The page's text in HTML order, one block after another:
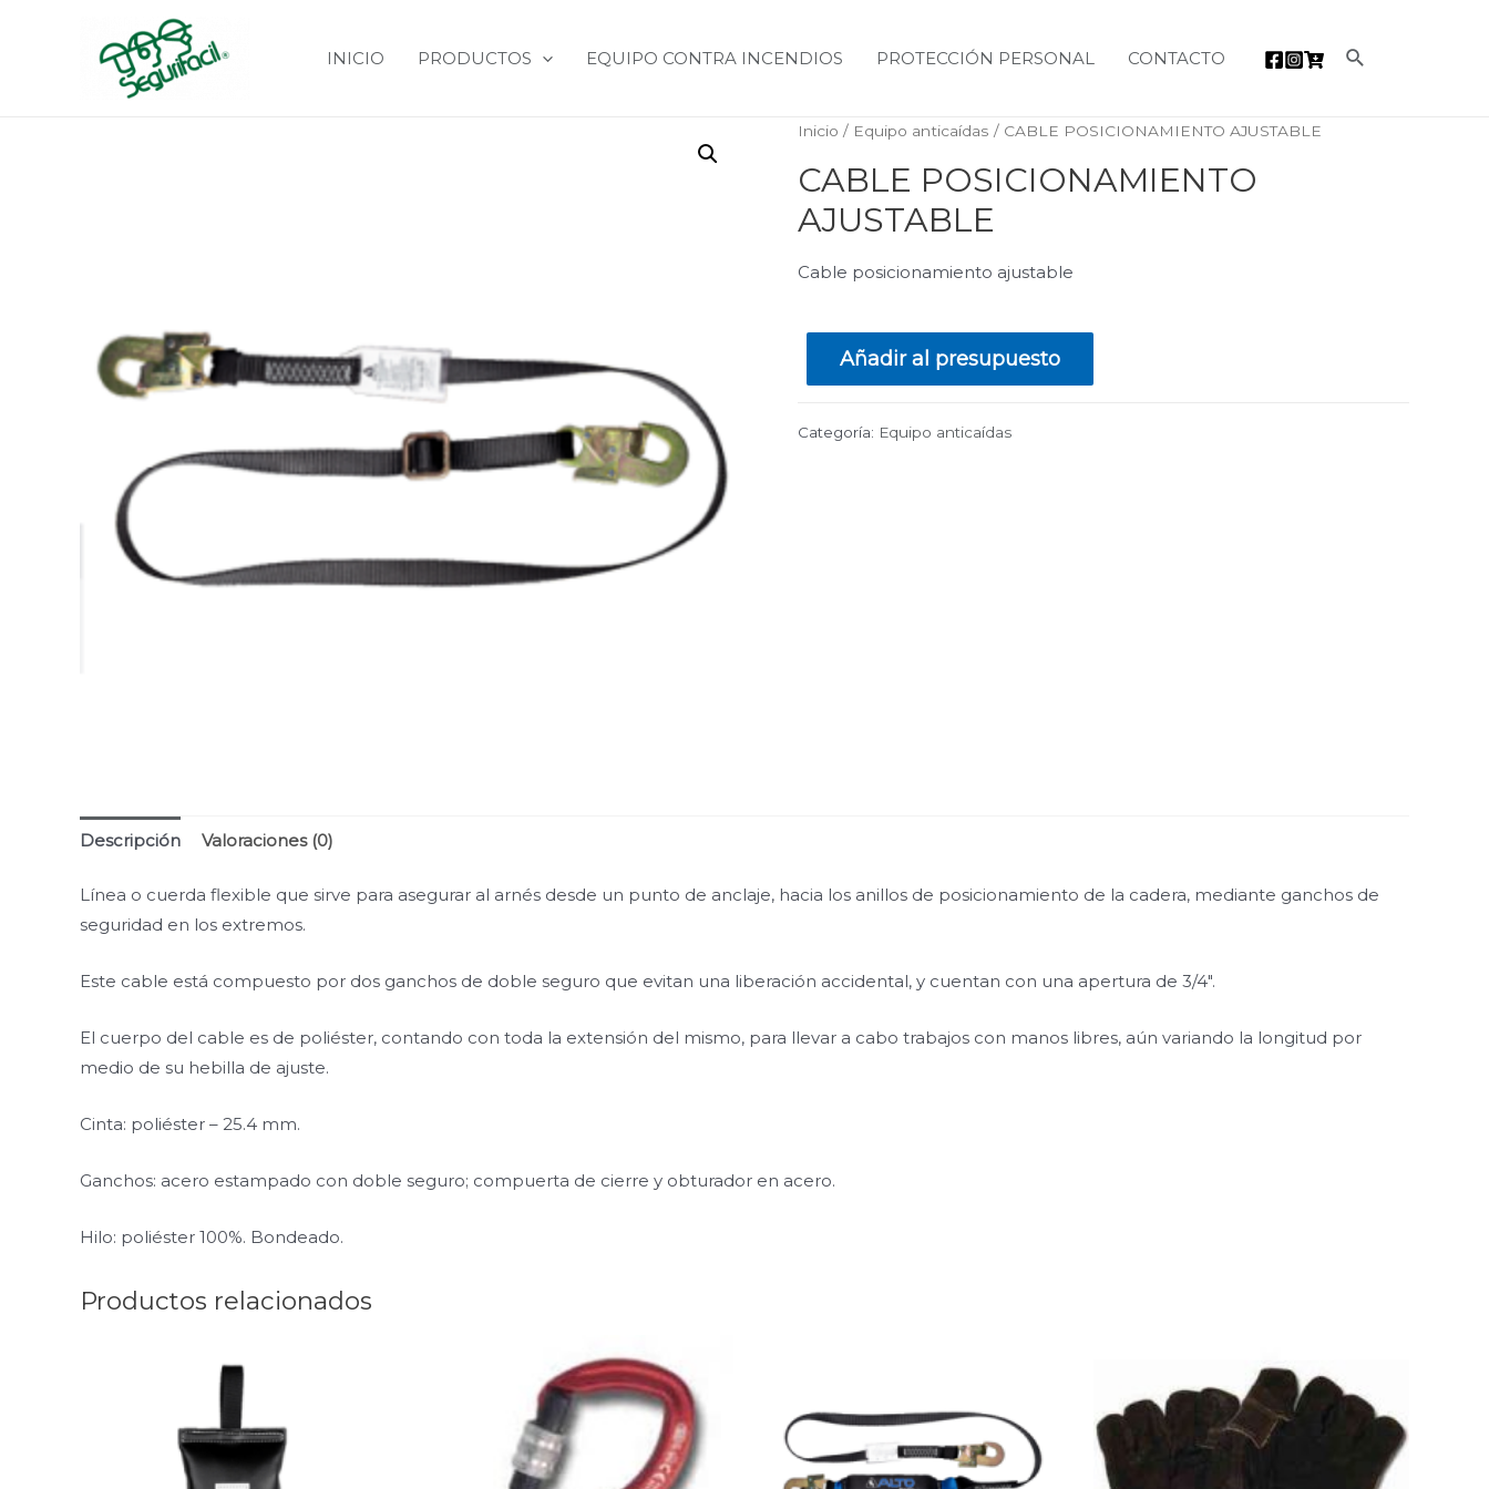
INICIO PRODUCTOS EQUIPO CONTRA INCENDIOS PROTECCIÓN PERSONAL CONTACTO Buscar
Inicio / Equipo anticaídas / CABLE POSICIONAMIENTO AJUSTABLE
CABLE POSICIONAMIENTO
AJUSTABLE
Cable posicionamiento ajustable
Añadir al presupuesto
Categoría: Equipo anticaídas
Descripción Valoraciones (0)
Línea o cuerda flexible que sirve para asegurar al arnés desde un punto de anclaje, hacia los anillos de posicionamiento de la cadera, mediante ganchos de
seguridad en los extremos.
Este cable está compuesto por dos ganchos de doble seguro que evitan una liberación accidental, y cuentan con una apertura de 3/4″.
El cuerpo del cable es de poliéster, contando con toda la extensión del mismo, para llevar a cabo trabajos con manos libres, aún variando la longitud por
medio de su hebilla de ajuste.
Cinta: poliéster – 25.4 mm.
Ganchos: acero estampado con doble seguro; compuerta de cierre y obturador en acero.
Hilo: poliéster 100%. Bondeado.
Productos relacionados